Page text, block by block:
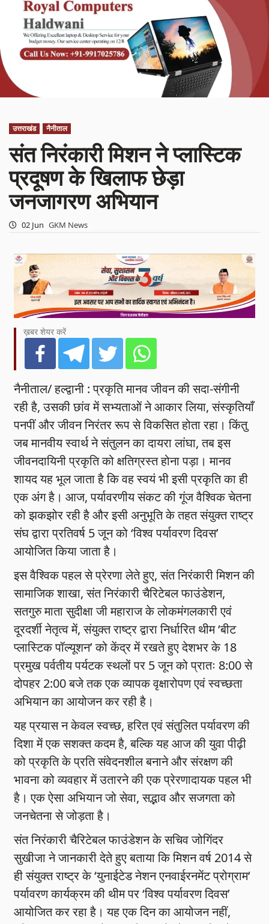
उत्तराखंड नैनीताल
संत निरंकारी मिशन ने प्लास्टिक
प्रदूषण के खिलाफ छेड़ा
जनजागरण अभियान
02 Jun GKM News
ख़बर शेयर करें
नैनीताल/ हल्द्वानी : प्रकृति मानव जीवन की सदा-संगीनी
रही है, उसकी छांव में सभ्यताओं ने आकार लिया, संस्कृतियाँ
पनपीं और जीवन निरंतर रूप से विकसित होता रहा। किंतु
जब मानवीय स्वार्थ ने संतुलन का दायरा लांघा, तब इस
जीवनदायिनी प्रकृति को क्षतिग्रस्त होना पड़ा। मानव
शायद यह भूल जाता है कि वह स्वयं भी इसी प्रकृति का ही
एक अंग है। आज, पर्यावरणीय संकट की गूंज वैश्विक चेतना
को झकझोर रही है और इसी अनुभूति के तहत संयुक्त राष्ट्र
संघ द्वारा प्रतिवर्ष 5 जून को ‘विश्व पर्यावरण दिवस’
आयोजित किया जाता है।
इस वैश्विक पहल से प्रेरणा लेते हुए, संत निरंकारी मिशन की
सामाजिक शाखा, संत निरंकारी चैरिटेबल फाउंडेशन,
सतगुरु माता सुदीक्षा जी महाराज के लोकमंगलकारी एवं
दूरदर्शी नेतृत्व में, संयुक्त राष्ट्र द्वारा निर्धारित थीम ‘बीट
प्लास्टिक पॉल्यूशन’ को केंद्र में रखते हुए देशभर के 18
प्रमुख पर्वतीय पर्यटक स्थलों पर 5 जून को प्रातः 8:00 से
दोपहर 2:00 बजे तक एक व्यापक वृक्षारोपण एवं स्वच्छता
अभियान का आयोजन कर रही है।
यह प्रयास न केवल स्वच्छ, हरित एवं संतुलित पर्यावरण की
दिशा में एक सशक्त कदम है, बल्कि यह आज की युवा पीढ़ी
को प्रकृति के प्रति संवेदनशील बनाने और संरक्षण की
भावना को व्यवहार में उतारने की एक प्रेरणादायक पहल भी
है। एक ऐसा अभियान जो सेवा, सद्भाव और सजगता को
जनचेतना से जोड़ता है।
संत निरंकारी चैरिटेबल फाउंडेशन के सचिव जोगिंदर
सुखीजा ने जानकारी देते हुए बताया कि मिशन वर्ष 2014 से
ही संयुक्त राष्ट्र के ‘युनाईटेड नेशन एनवाईरनमेंट प्रोग्राम‘
पर्यावरण कार्यक्रम की थीम पर ‘विश्व पर्यावरण दिवस’
आयोजित कर रहा है। यह एक दिन का आयोजन नहीं,